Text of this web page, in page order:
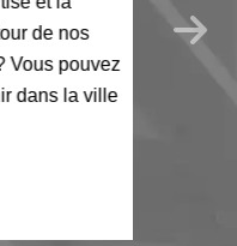
de nos
pouvez
la ville